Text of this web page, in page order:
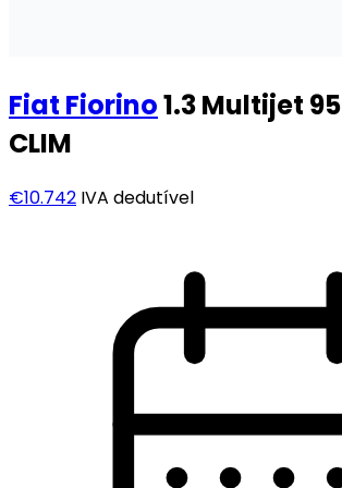
Fiat Fiorino1.3 Multijet
CLIM
€10.742 IVA dedutível